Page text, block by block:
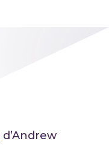
d’Andrew